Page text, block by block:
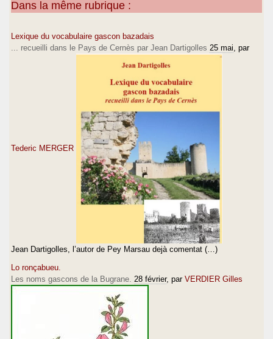
Dans la même rubrique :
Lexique du vocabulaire gascon bazadais
... recueilli dans le Pays de Cernès par Jean Dartigolles 25 mai , par
Tederic MERGER
Jean Dartigolles, l’autor de Pey Marsau dejà comentat (…)
Lo ronçabueu.
Les noms gascons de la Bugrane. 28 février, par VERDIER Gilles